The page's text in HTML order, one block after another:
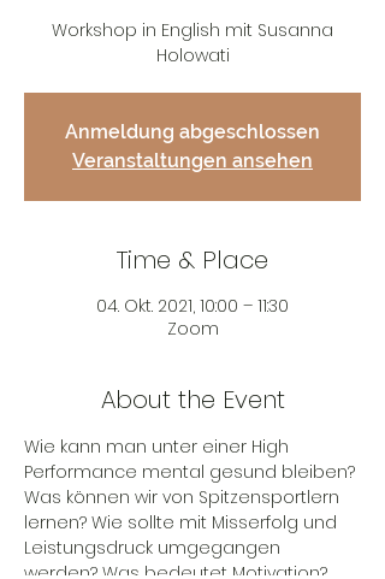
Workshop in English mit Susanna
Holowati
Anmeldung abgeschlossen
Veranstaltungen ansehen
Time & Place
04. Okt. 2021, 10:00 – 11:30
Zoom
About the Event
Wie kann man unter einer High
Performance mental gesund bleiben?
Was können wir von Spitzensportlern
lernen? Wie sollte mit Misserfolg und
Leistungsdruck umgegangen
werden? Was bedeutet Motivation?